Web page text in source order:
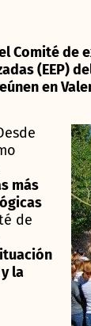
Comité de
(EEP)
en
más
de
la